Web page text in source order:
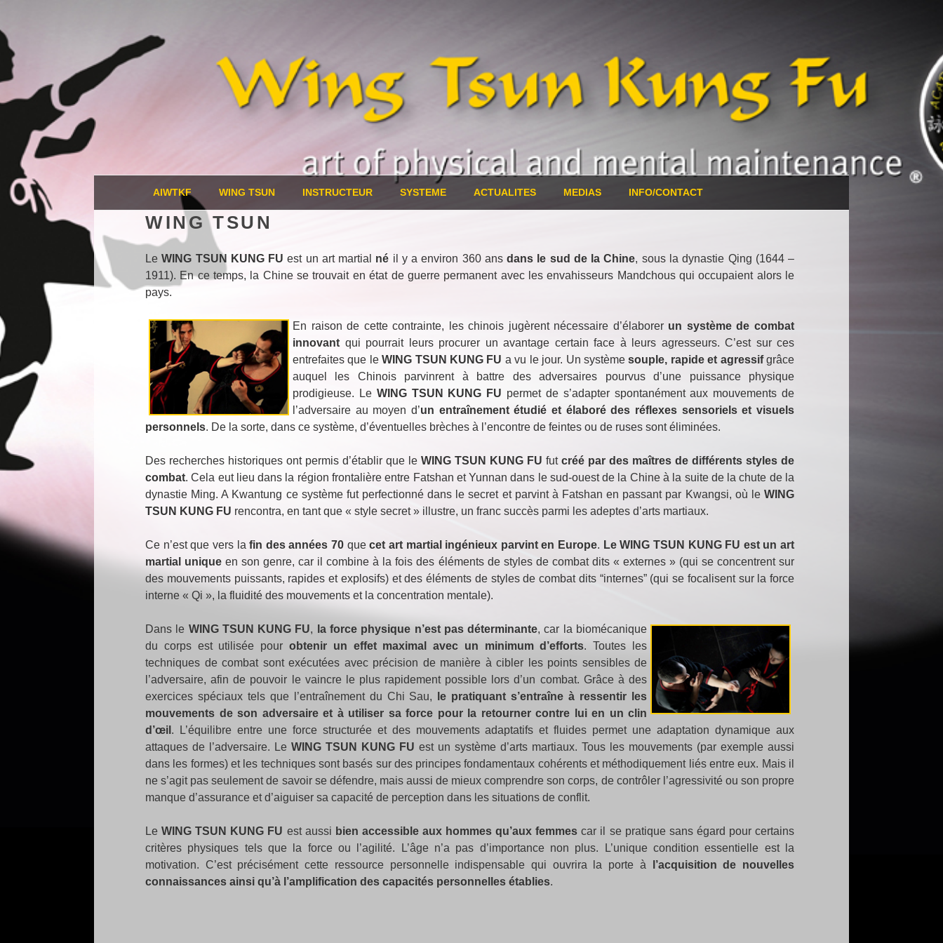
contenu
principal
21000 – DIJON
AIWTKF WING TSUN INSTRUCTEUR SYSTEME ACTUALITES MEDIAS INFO/CONTACT
WING TSUN
LeWING TSUN KUNG FU est un art martial né il y a environ 360 ansdans le sud de la Chine, sous la dynastie Qing (1644 –
1911). En ce temps, la Chine se trouvait en état de guerre permanent avec les envahisseurs Mandchous qui occupaient alors le
pays.
En raison de cette contrainte, les chinois jugèrent nécessaire d’élaborer un système de combat
innovant qui pourrait leurs procurer un avantage certain face à leurs agresseurs. C’est sur ces
entrefaites que leWING TSUN KUNG FU a vu le jour. Un systèmesouple, rapide et agressifgrâce
auquel les Chinois parvinrent à battre des adversaires pourvus d’une puissance physique
prodigieuse. Le WING TSUN KUNG FU permet de s’adapter spontanément aux mouvements de
l’adversaire au moyen d’un entraînement étudié et élaboré des réflexes sensoriels et visuels
personnels. De la sorte, dans ce système, d’éventuelles brèches à l’encontre de feintes ou de ruses sont éliminées.
Des recherches historiques ont permis d’établir que le WING TSUN KUNG FU fut créé par des maîtres de différents styles de
combat. Cela eut lieu dans la région frontalière entre Fatshan et Yunnan dans le sud-ouest de la Chine à la suite de la chute de la
dynastie Ming. A Kwantung ce système fut perfectionné dans le secret et parvint à Fatshan en passant par Kwangsi, où le WING
TSUN KUNG FU rencontra, en tant que « style secret » illustre, un franc succès parmi les adeptes d’arts martiaux.
Ce n’est que vers lafin des années 70 quecet art martial ingénieux parvint en Europe. Le WING TSUN KUNG FU est un art
martial unique en son genre, car il combine à la fois des éléments de styles de combat dits « externes » (qui se concentrent sur
des mouvements puissants, rapides et explosifs) et des éléments de styles de combat dits “internes” (qui se focalisent sur la force
interne « Qi », la fluidité des mouvements et la concentration mentale).
Dans le WING TSUN KUNG FU, la force physique n’est pas déterminante, car la biomécanique
du corps est utilisée pour obtenir un effet maximal avec un minimum d’efforts. Toutes les
techniques de combat sont exécutées avec précision de manière à cibler les points sensibles de
l’adversaire, afin de pouvoir le vaincre le plus rapidement possible lors d’un combat. Grâce à des
exercices spéciaux tels que l’entraînement du Chi Sau,
le pratiquant s’entraîne à ressentir les
mouvements de son adversaire et à utiliser sa force pour la retourner contre lui en un clin
d’œil . L’équilibre entre une force structurée et des mouvements adaptatifs et fluides permet une adaptation dynamique aux
attaques de l’adversaire. Le WING TSUN KUNG FU est un système d’arts martiaux. Tous les mouvements (par exemple aussi
dans les formes) et les techniques sont basés sur des principes fondamentaux cohérents et méthodiquement liés entre eux. Mais il
ne s’agit pas seulement de savoir se défendre, mais aussi de mieux comprendre son corps, de contrôler l’agressivité ou son propre
manque d’assurance et d’aiguiser sa capacité de perception dans les situations de conflit.
LeWING TSUN KUNG FU est aussi bien accessible aux hommes qu’aux femmes car il se pratique sans égard pour certains
critères physiques tels que la force ou l’agilité. L’âge n’a pas d’importance non plus. L’unique condition essentielle est la
motivation. C’est précisément cette ressource personnelle indispensable qui ouvrira la porte à
l’acquisition de nouvelles
connaissances ainsi qu’à l’amplification des capacités personnelles établies.